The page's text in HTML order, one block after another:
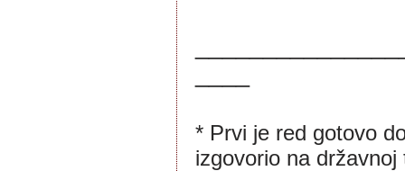
* Prvi je red gotovo
izgovorio na državnoj